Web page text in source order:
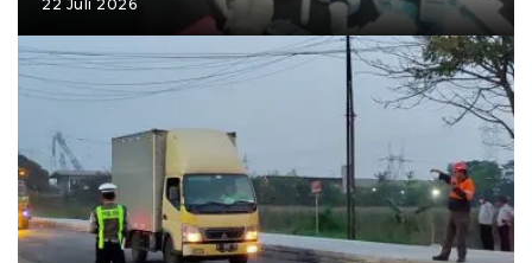
22 Juli 2026